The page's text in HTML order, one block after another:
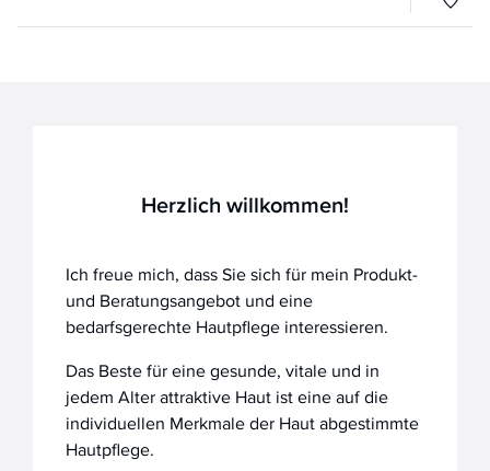
Herzlich willkommen!
Ich freue mich, dass Sie sich für mein Produkt-
und Beratungsangebot und eine
bedarfsgerechte Hautpflege interessieren.
Das Beste für eine gesunde, vitale und in
jedem Alter attraktive Haut ist eine auf die
individuellen Merkmale der Haut abgestimmte
Hautpflege.